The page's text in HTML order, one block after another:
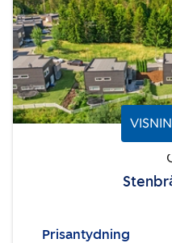
Prisantydning